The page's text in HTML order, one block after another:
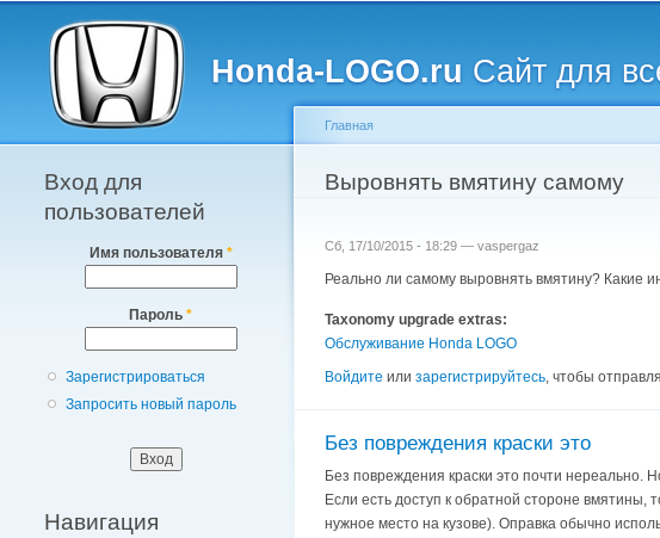
Honda-LOGO.ru Сайт для
Главное меню
Вход для
пользователей
Имя пользователя *
Пароль *
Зарегистрироваться
Запросить новый пароль
Навигация
Вы здесь
Главная
Выровнять вмятину самому
Сб, 17/10/2015 - 18:29 — vaspergaz
Реально ли самому выровнять вмятину? Какие
Taxonomy upgrade extras:
Обслуживание Honda LOGO
Войдите или зарегистрируйтесь , чтобы
Без повреждения краски это
Без повреждения краски это почти нереально.
Если есть доступ к обратной стороне вмятины,
нужное место на кузове). Оправка обычно